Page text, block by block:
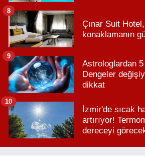
Çınar Suit
konaklamanın
8
Astrologlardan 5
Dengeler
dikkat
9
İzmir'de sıcak
artırıyor!
dereceyi
10